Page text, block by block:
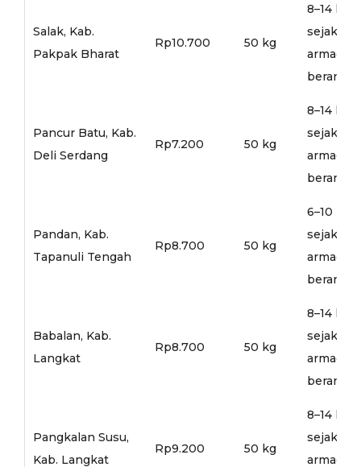
Salak, Kab.
Pakpak Bharat
Rp10.700 50 kg
8–14 hari
sejak
armada
Pancur Batu, Kab.
Deli Serdang
Rp7.200 50 kg
8–14 hari
sejak
armada
Pandan, Kab.
Tapanuli Tengah
Rp8.700 50 kg
6–10 hari
sejak
armada
Babalan, Kab.
Langkat
Rp8.700 50 kg
8–14 hari
sejak
armada
Pangkalan Susu,
Kab. Langkat
Rp9.200 50 kg
8–14 hari
sejak
armada